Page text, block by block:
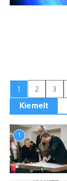
1 2 3
Kiemelt
1